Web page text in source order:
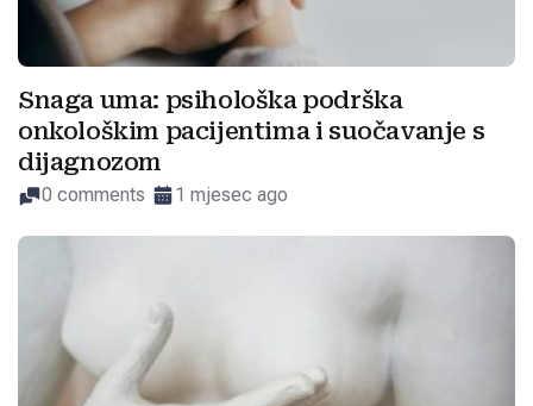
Snaga uma: psihološka podrška
onkološkim pacijentima i suočavanje s
dijagnozom
0 comments 1 mjesec ago